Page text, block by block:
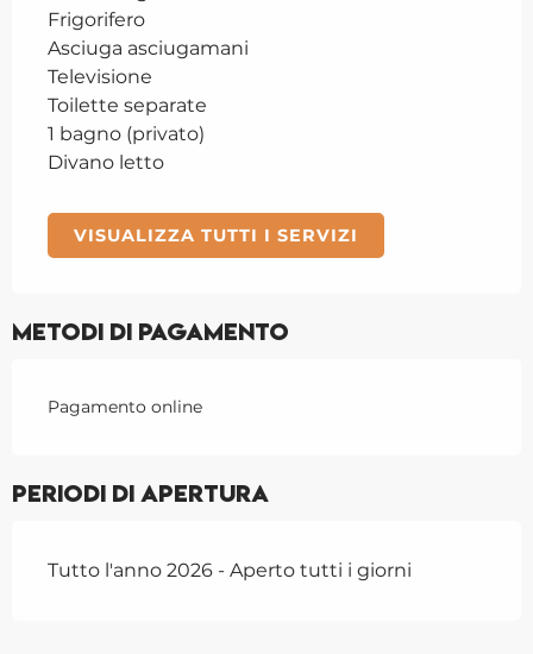
Frigorifero
Asciuga asciugamani
Televisione
Toilette separate
1 bagno (privato)
Divano letto
VISUALIZZA TUTTI I SERVIZI
Metodi di pagamento
Pagamento online
Periodi di apertura
Tutto l'anno 2026 - Aperto tutti i giorni